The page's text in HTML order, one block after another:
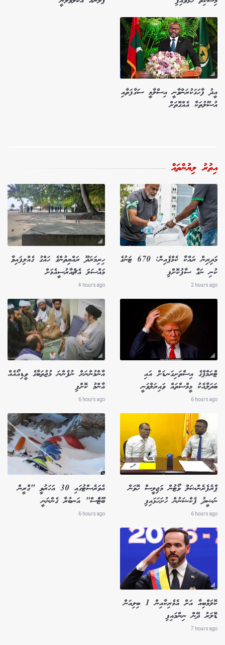
އީދު ފާހަގަކުރަންވާނީ އިސްލާމީ ސަގާފަތާއި
އުސޫލުތަކާ އެއްގޮތަށް
އިތުރު ލިޔުންތައް
މަދިރިން ރައްކާ ކެމްޕެއިން: 670 ޓަނުގެ
ކުނި ނަގާ ސާފުކޮށްފި
2 hours ago
ހިރިމަރަދޫ ރައްޔިތުންގެ ހައްގު ގެއްލިފައިވާ
މައްސަލަ އެޗްއާރުސީއެމަށް
4 hours ago
ޓްރަމްޕްގެ އިސްތަށިގަނޑަށް އައި
ބަދަލާއެކު މީމްސްތައް ވައިރަލްވަނީ
6 hours ago
އާންމުންނަށް ނުފެންނަ މުޖުތަބާގެ ވީޑިއޯއެއް
އާންމު ކޮށްފި
6 hours ago
ޕްރެފެރެންޝަލް ވޯޓުން މަޖިލީސް ހޮވަން
ނަޝީދު ފެކްޝަނުން ހުށަހަޅައިފި
6 hours ago
އެވަރެސްޓުގައި 30 އަހަރުވީ "ގްރީން
ބޫޓުްސް" އަނބުރާ ގެންނަނީ
6 hours ago
ކޮލަމްބިއާ އަށް އެމެރިކާއިން 1 ބިލިއަން
ޑޮލަރު ދޭން ނިންމައިފި
7 hours ago